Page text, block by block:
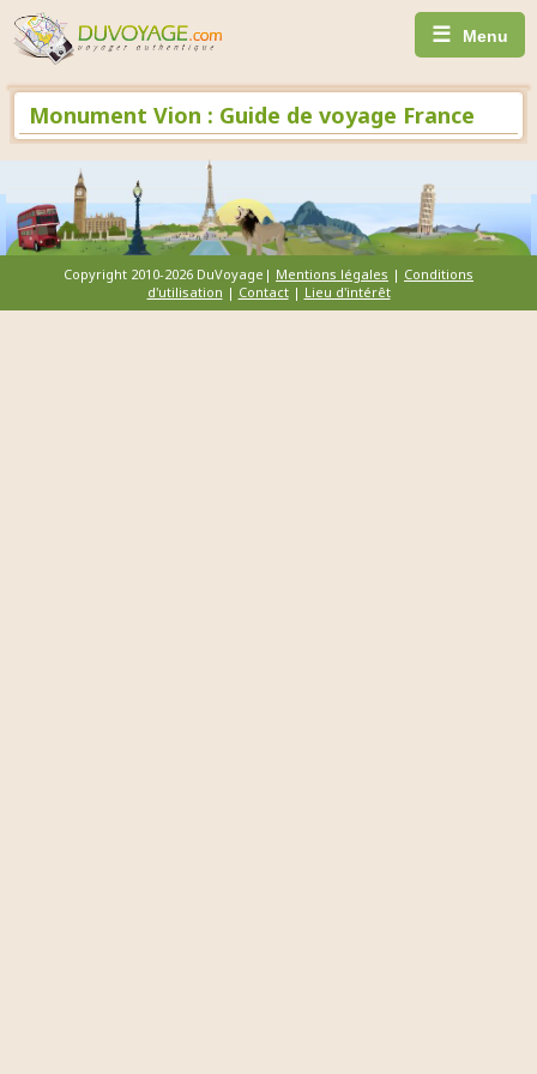
☰ Menu
Monument Vion : Guide de voyage France
Copyright 2010-2026 DuVoyage| Mentions légales | Conditions
d'utilisation | Contact| Lieu d'intérêt